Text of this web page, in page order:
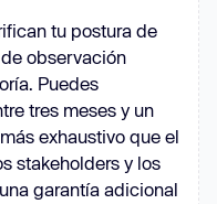
tu postura de
observación
Puedes
tres meses y un
exhaustivo que el
stakeholders y los
garantía adicional